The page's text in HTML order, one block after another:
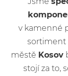
v kamenné
sortiment
městě Kosov
stojí za to,